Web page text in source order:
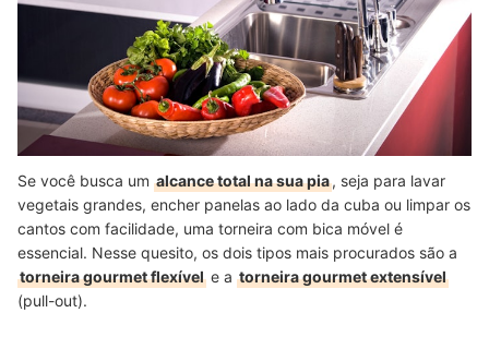
Se você busca um alcance total na sua pia, seja para lavar
vegetais grandes, encher panelas ao lado da cuba ou limpar os
cantos com facilidade, uma torneira com bica móvel é
essencial. Nesse quesito, os dois tipos mais procurados são a
torneira gourmet flexível e a torneira gourmet extensível
(pull-out).